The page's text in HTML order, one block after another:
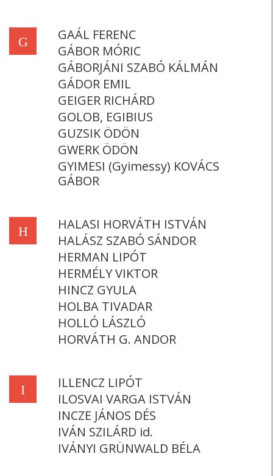
G
GAÁL FERENC
GÁBOR MÓRIC
GÁBORJÁNI SZABÓ KÁLMÁN
GÁDOR EMIL
GEIGER RICHÁRD
GOLOB, EGIBIUS
GUZSIK ÖDÖN
GWERK ÖDÖN
GYIMESI (Gyimessy) KOVÁCS
GÁBOR
H
HALASI HORVÁTH ISTVÁN
HALÁSZ SZABÓ SÁNDOR
HERMAN LIPÓT
HERMÉLY VIKTOR
HINCZ GYULA
HOLBA TIVADAR
HOLLÓ LÁSZLÓ
HORVÁTH G. ANDOR
I
ILLENCZ LIPÓT
ILOSVAI VARGA ISTVÁN
INCZE JÁNOS DÉS
IVÁN SZILÁRD id.
IVÁNYI GRÜNWALD BÉLA